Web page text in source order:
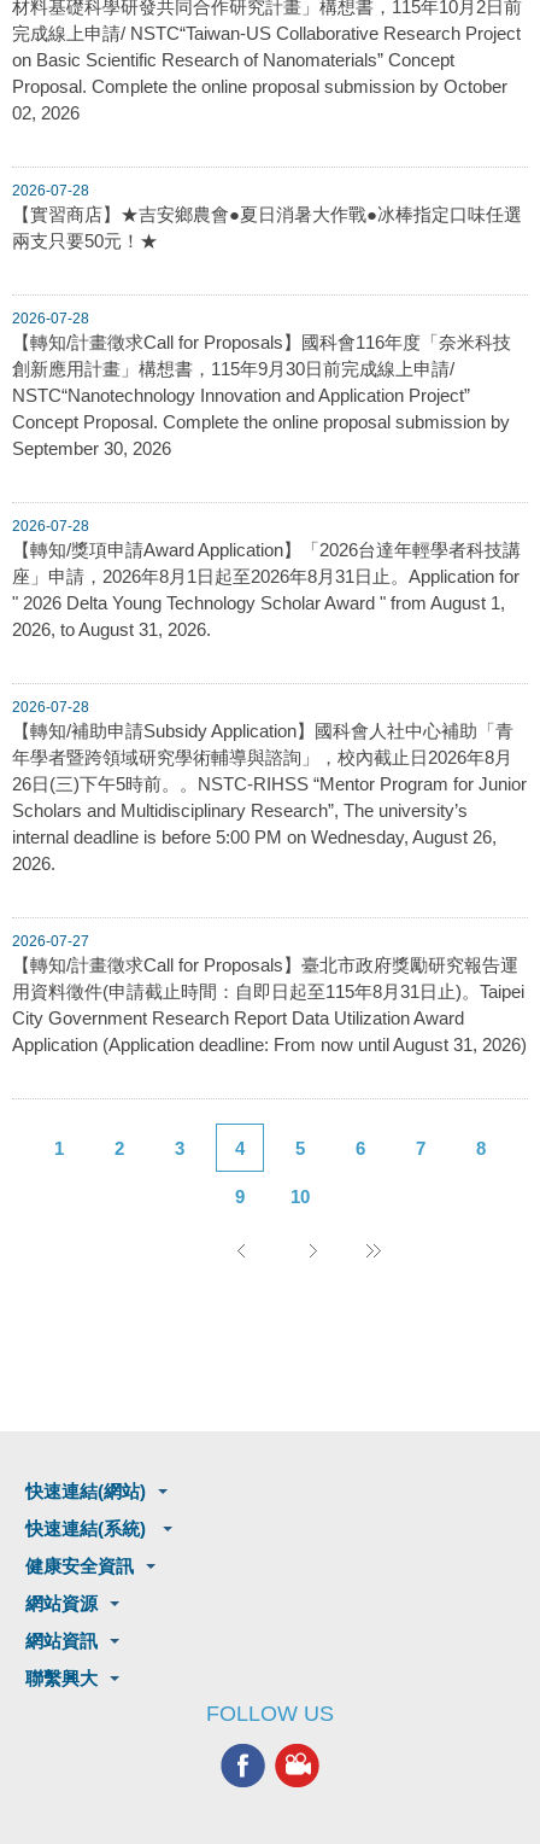
材料基礎科學研發共同合作研究計畫」構想書，115年10月2日前
完成線上申請/ NSTC“Taiwan-US Collaborative Research Project
on Basic Scientific Research of Nanomaterials” Concept
Proposal. Complete the online proposal submission by October
02, 2026
2026-07-28
【實習商店】★吉安鄉農會●夏日消暑大作戰●冰棒指定口味任選
兩支只要50元！★
2026-07-28
【轉知/計畫徵求Call for Proposals】國科會116年度「奈米科技
創新應用計畫」構想書，115年9月30日前完成線上申請/
NSTC“Nanotechnology Innovation and Application Project”
Concept Proposal. Complete the online proposal submission by
September 30, 2026
2026-07-28
【轉知/獎項申請Award Application】「2026台達年輕學者科技講
座」申請，2026年8月1日起至2026年8月31日止。Application for
" 2026 Delta Young Technology Scholar Award " from August 1,
2026, to August 31, 2026.
2026-07-28
【轉知/補助申請Subsidy Application】國科會人社中心補助「青
年學者暨跨領域研究學術輔導與諮詢」，校內截止日2026年8月
26日(三)下午5時前。。NSTC-RIHSS “Mentor Program for Junior
Scholars and Multidisciplinary Research”, The university’s
internal deadline is before 5:00 PM on Wednesday, August 26,
2026.
2026-07-27
【轉知/計畫徵求Call for Proposals】臺北市政府獎勵研究報告運
用資料徵件(申請截止時間：自即日起至115年8月31日止)。Taipei
City Government Research Report Data Utilization Award
Application (Application deadline: From now until August 31, 2026)
1 2 3 4 5 6 7 8
9 10
快速連結(網站)
快速連結(系統)
健康安全資訊
網站資源
網站資訊
聯繫興大
FOLLOW US